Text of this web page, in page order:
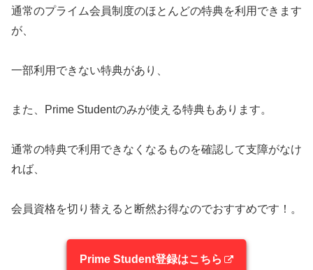
通常のプライム会員制度のほとんどの特典を利用できます
が、
一部利用できない特典があり、
また、Prime Studentのみが使える特典もあります。
通常の特典で利用できなくなるものを確認して支障がなけ
れば、
会員資格を切り替えると断然お得なのでおすすめです！。
Prime Student登録はこちら